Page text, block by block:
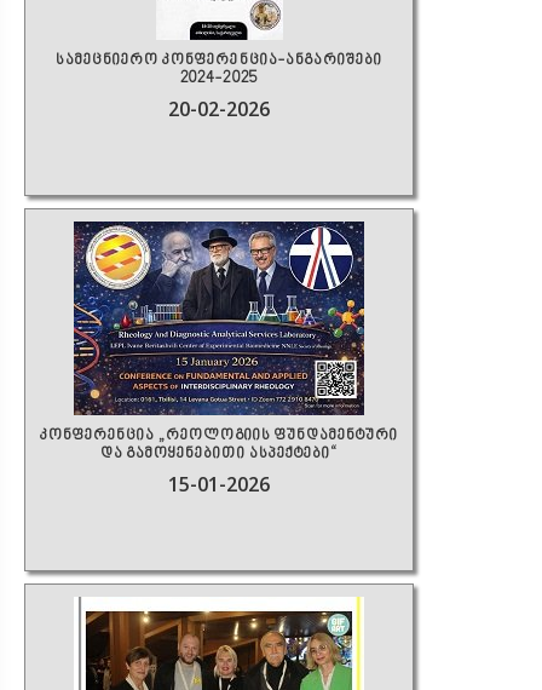
სამეცნიერო კონფერენცია-ანგარიშები
2024-2025
20-02-2026
კონფერენცია „რეოლოგიის ფუნდამენტური
და გამოყენებითი ასპექტები“
15-01-2026